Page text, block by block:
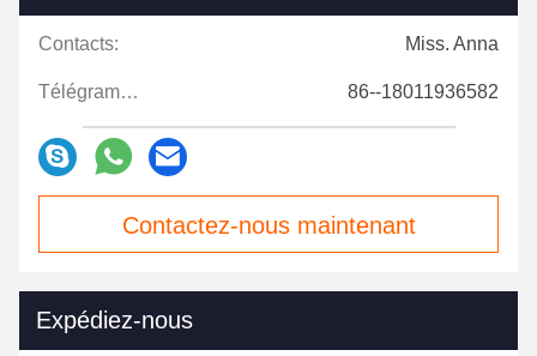
Contacts: Miss. Anna
Télégramme: 86--18011936582
Contactez-nous maintenant
Expédiez-nous